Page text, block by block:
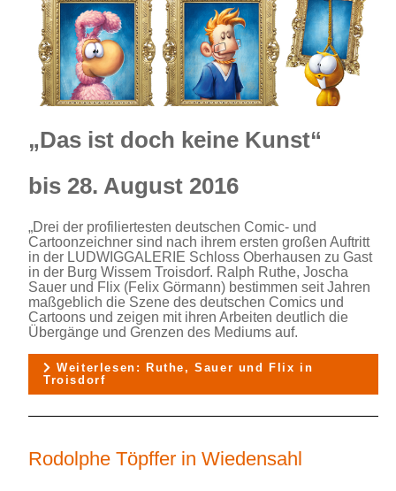
„Das ist doch keine Kunst“
bis 28. August 2016
„Drei der profiliertesten deutschen Comic- und
Cartoonzeichner sind nach ihrem ersten großen Auftritt
in der LUDWIGGALERIE Schloss Oberhausen zu Gast
in der Burg Wissem Troisdorf. Ralph Ruthe, Joscha
Sauer und Flix (Felix Görmann) bestimmen seit Jahren
maßgeblich die Szene des deutschen Comics und
Cartoons und zeigen mit ihren Arbeiten deutlich die
Übergänge und Grenzen des Mediums auf.
Weiterlesen: Ruthe, Sauer und Flix in
Troisdorf
Rodolphe Töpffer in Wiedensahl